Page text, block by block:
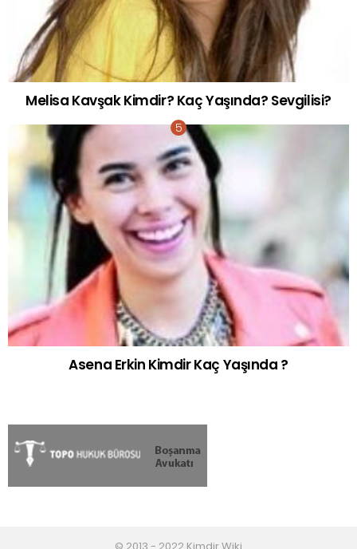
Melisa Kavşak Kimdir? Kaç Yaşında? Sevgilisi?
Asena Erkin Kimdir Kaç Yaşında ?
© 2013 - 2022 Kimdir Wiki